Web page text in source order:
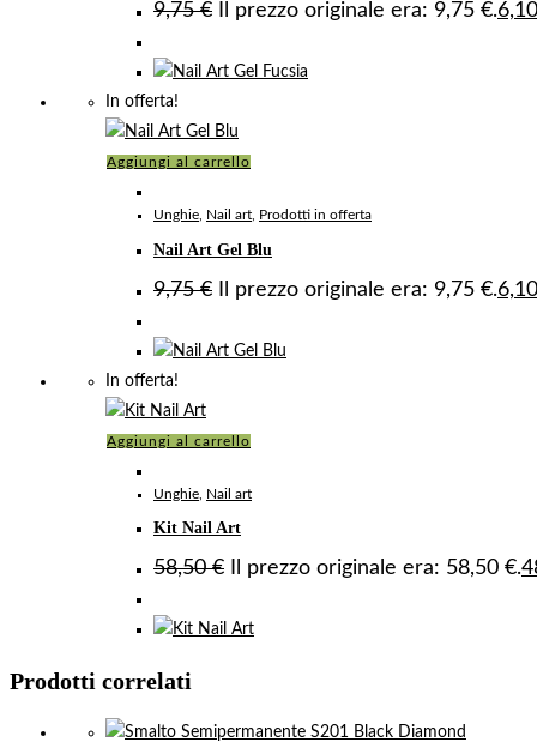
9,75€ Il prezzo originale era: 9,75 €.
In offerta!
Aggiungi al carrello
Unghie, Nail art, Prodotti in offerta
Nail Art Gel Blu
9,75€ Il prezzo originale era: 9,75 €.
In offerta!
Aggiungi al carrello
Unghie Nail art
Kit Nail Art
58,50€ Il prezzo originale era: 58,50 €.
Prodotti correlati